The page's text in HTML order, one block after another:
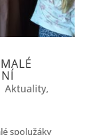
Aktuality,
spolužáky